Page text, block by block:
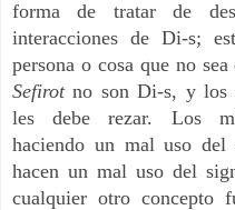
forma de tratar de
interacciones de Di-s;
persona o cosa que no
Sefirotno son Di-s, y los
les debe rezar. Los
haciendo un mal uso del
hacen un mal uso del
cualquier otro concepto